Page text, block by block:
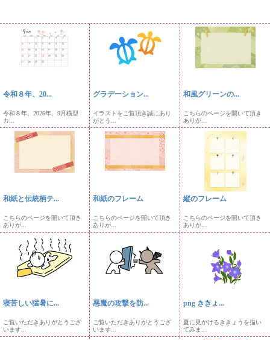
令和８年、20...
令和８年、2026年、9月横型
カ...
グラデーション...
イラストをご覧頂き誠にあり
がとう...
和風グリーンの...
こちらのページを開いて頂き
ありが...
和紙と伝統柄テ...
こちらのページを開いて頂き
ありが...
和紙のフレーム
こちらのページを開いて頂き
ありが...
縦のフレーム
こちらのページを開いて頂き
ありが...
寝苦しい猛暑に...
ご覧いただきありがとうござ
います...
悪魔の攻撃を防...
ご覧いただきありがとうござ
います...
png ききょ...
夏に見かけるききょうを描い
てみま...